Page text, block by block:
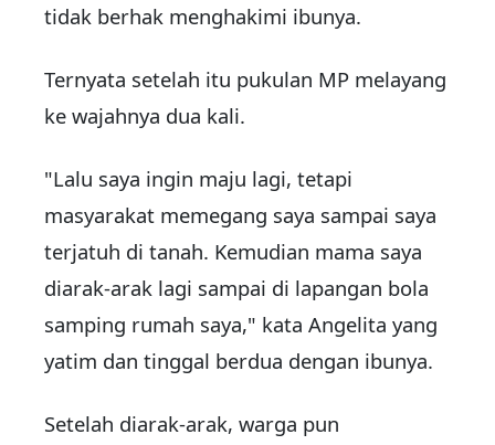
tidak berhak menghakimi ibunya.
Ternyata setelah itu pukulan MP melayang
ke wajahnya dua kali.
"Lalu saya ingin maju lagi, tetapi
masyarakat memegang saya sampai saya
terjatuh di tanah. Kemudian mama saya
diarak-arak lagi sampai di lapangan bola
samping rumah saya," kata Angelita yang
yatim dan tinggal berdua dengan ibunya.
Setelah diarak-arak, warga pun